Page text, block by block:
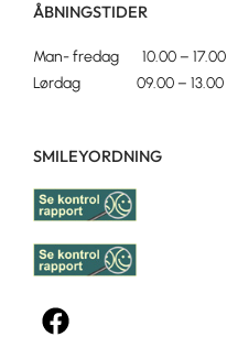
ÅBNINGSTIDER
Man- fredag 10.00 – 17.00
Lørdag 09.00 – 13.00
SMILEYORDNING
F